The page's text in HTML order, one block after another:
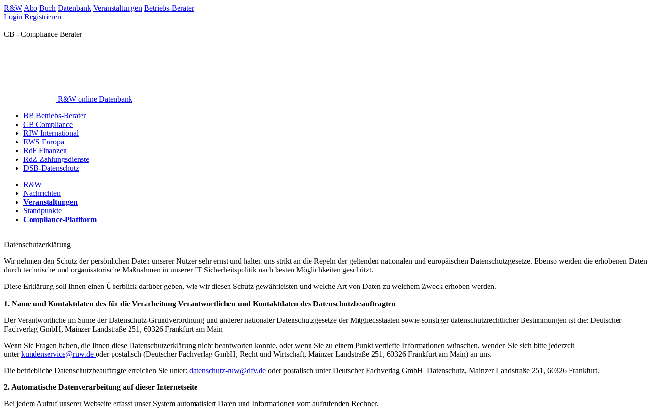
R&W Abo Buch Datenbank Veranstaltungen Betriebs-Berater
Login Registrieren
CB - Compliance Berater
R&W online Datenbank
BB Betriebs-Berater
CB Compliance
RIW International
EWS Europa
RdF Finanzen
RdZ Zahlungsdienste
DSB-Datenschutz
R&W
Nachrichten
Veranstaltungen
Standpunkte
Compliance-Plattform
Datenschutzerklärung
Wir nehmen den Schutz der persönlichen Daten unserer Nutzer sehr ernst und halten uns strikt an die Regeln der geltenden nationalen und europäischen Datenschutzgesetze. Ebenso werden die erhobenen Daten
durch technische und organisatorische Maßnahmen in unserer IT-Sicherheitspolitik nach besten Möglichkeiten geschützt.
Diese Erklärung soll Ihnen einen Überblick darüber geben, wie wir diesen Schutz gewährleisten und welche Art von Daten zu welchem Zweck erhoben werden.
1. Name und Kontaktdaten des für die Verarbeitung Verantwortlichen und Kontaktdaten des Datenschutzbeauftragten
Der Verantwortliche im Sinne der Datenschutz-Grundverordnung und anderer nationaler Datenschutzgesetze der Mitgliedsstaaten sowie sonstiger datenschutzrechtlicher Bestimmungen ist die: Deutscher
Fachverlag GmbH, Mainzer Landstraße 251, 60326 Frankfurt am Main
Wenn Sie Fragen haben, die Ihnen diese Datenschutzerklärung nicht beantworten konnte, oder wenn Sie zu einem Punkt vertiefte Informationen wünschen, wenden Sie sich bitte jederzeit
unterkundenservice@ruw.de oder postalisch (Deutscher Fachverlag GmbH, Recht und Wirtschaft, Mainzer Landstraße 251, 60326 Frankfurt am Main) an uns.
Die betriebliche Datenschutzbeauftragte erreichen Sie unter: datenschutz-ruw@dfv.de oder postalisch unter Deutscher Fachverlag GmbH, Datenschutz, Mainzer Landstraße 251, 60326 Frankfurt.
2. Automatische Datenverarbeitung auf dieser Internetseite
Bei jedem Aufruf unserer Webseite erfasst unser System automatisiert Daten und Informationen vom aufrufenden Rechner.